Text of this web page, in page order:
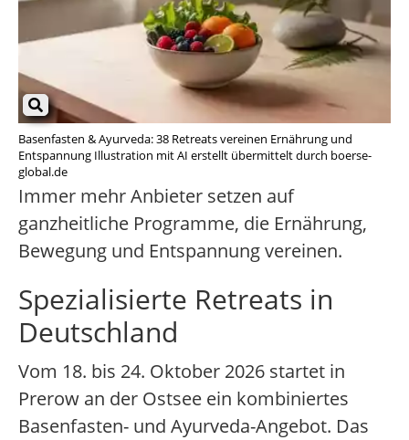
Basenfasten & Ayurveda: 38 Retreats vereinen Ernährung und
Entspannung Illustration mit AI erstellt übermittelt durch boerse-
global.de
Immer mehr Anbieter setzen auf
ganzheitliche Programme, die Ernährung,
Bewegung und Entspannung vereinen.
Spezialisierte Retreats in
Deutschland
Vom 18. bis 24. Oktober 2026 startet in
Prerow an der Ostsee ein kombiniertes
Basenfasten- und Ayurveda-Angebot. Das